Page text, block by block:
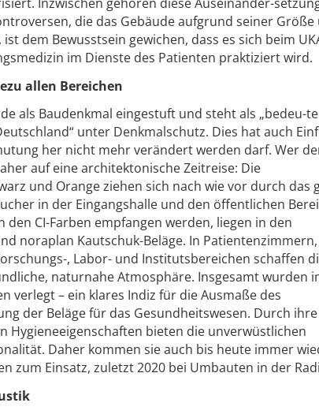
die das Gebäude aufgrund seiner
dem Bewusstsein gewichen, dass es sich beim
im Dienste des Patienten praktiziert wird.
allen Bereichen
als Baudenkmal eingestuft und steht als „bedeu-
unter Denkmalschutz. Dies hat auch
her nicht mehr verändert werden darf. Wer
auf eine architektonische Zeitreise: Die
und Orange ziehen sich nach wie vor durch das
in der Eingangshalle und den öffentlichen
CI-Farben empfangen werden, liegen in den
noraplan Kautschuk-Beläge. In
, Labor- und Institutsbereichen schaffen
naturnahe Atmosphäre. Insgesamt wurden
verlegt – ein klares Indiz für die Ausmaße des
der Beläge für das Gesundheitswesen. Durch ihre
Hygieneeigenschaften bieten die unverwüstlichen
Daher kommen sie auch bis heute immer
zum Einsatz, zuletzt 2020 bei Umbauten in der